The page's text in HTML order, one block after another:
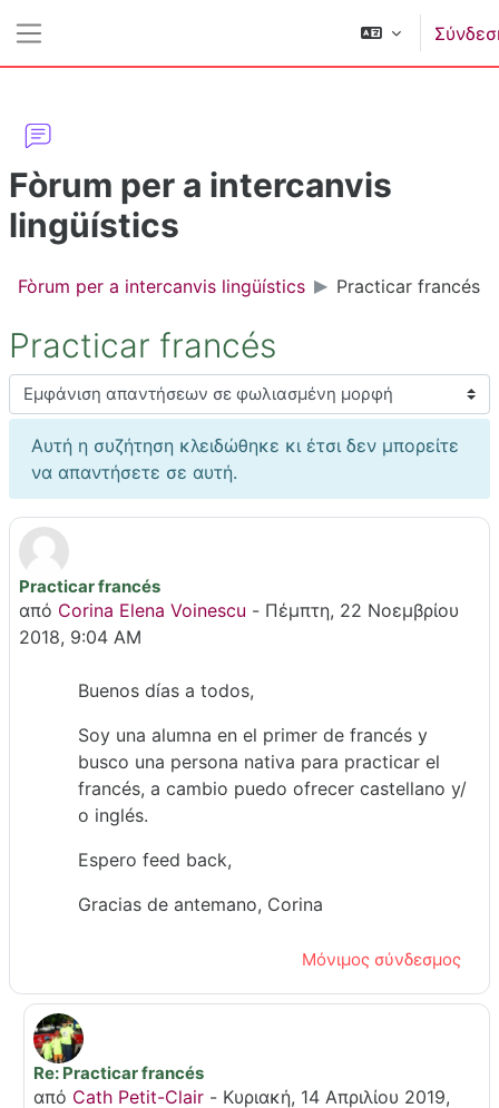
Fòrum per a intercanvis
lingüístics
Fòrum per a intercanvis lingüístics Practicar francés
Practicar francés
Λειτουργία εμφάνισης
Αυτή η συζήτηση κλειδώθηκε κι έτσι δεν μπορείτε
να απαντήσετε σε αυτή.
Practicar francés
από Corina Elena Voinescu - Πέμπτη, 22 Νοεμβρίου
2018, 9:04 AM
Αριθμός απαντήσεων: 9
Buenos días a todos,
Soy una alumna en el primer de francés y
busco una persona nativa para practicar el
francés, a cambio puedo ofrecer castellano y/
o inglés.
Espero feed back,
Gracias de antemano, Corina
Μόνιμος σύνδεσμος
Σε απάντηση σε Corina Elena Voinescu
Re: Practicar francés
από Cath Petit-Clair- Κυριακή, 14 Απριλίου 2019,